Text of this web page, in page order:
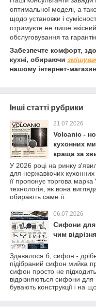
оптимальної моделі, а
щодо установки і
отримуєте не лише
обслуговування та
Забезпечте комфорт,
кухні, обираючи
нашому інтернет-
Інші статті рубрики
21.07.2026
Volcanic -
кухонних
краща за
У 2026 році на ринку
для нержавіючих
її пропонує торгова
технологія, як вона
обирають саме її.
06.07.2026
Сифони для
чим
Здавалося б, сифон -
підібраний сифон мийка
сифон просто не
відрізняються сифони для
бувають конструкції і на